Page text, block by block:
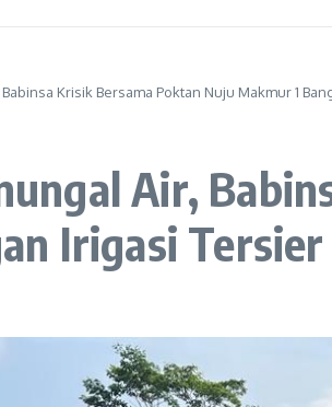
Krisik Bersama Poktan Nuju Makmur 1
Air,
Irigasi Tersier